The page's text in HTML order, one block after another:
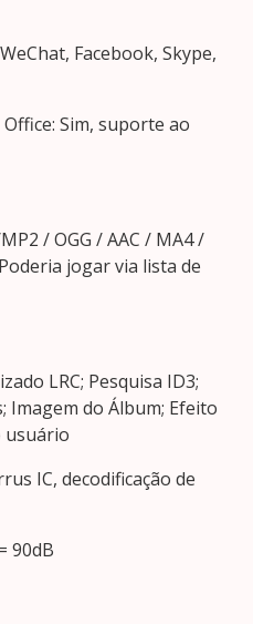
Facebook, Skype,
Sim, suporte ao
/ OGG / AAC / MA4 /
jogar via lista de
LRC; Pesquisa ID3;
Imagem do Álbum; Efeito
usuário
IC, decodificação de
90dB